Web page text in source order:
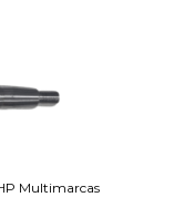
Multimarcas